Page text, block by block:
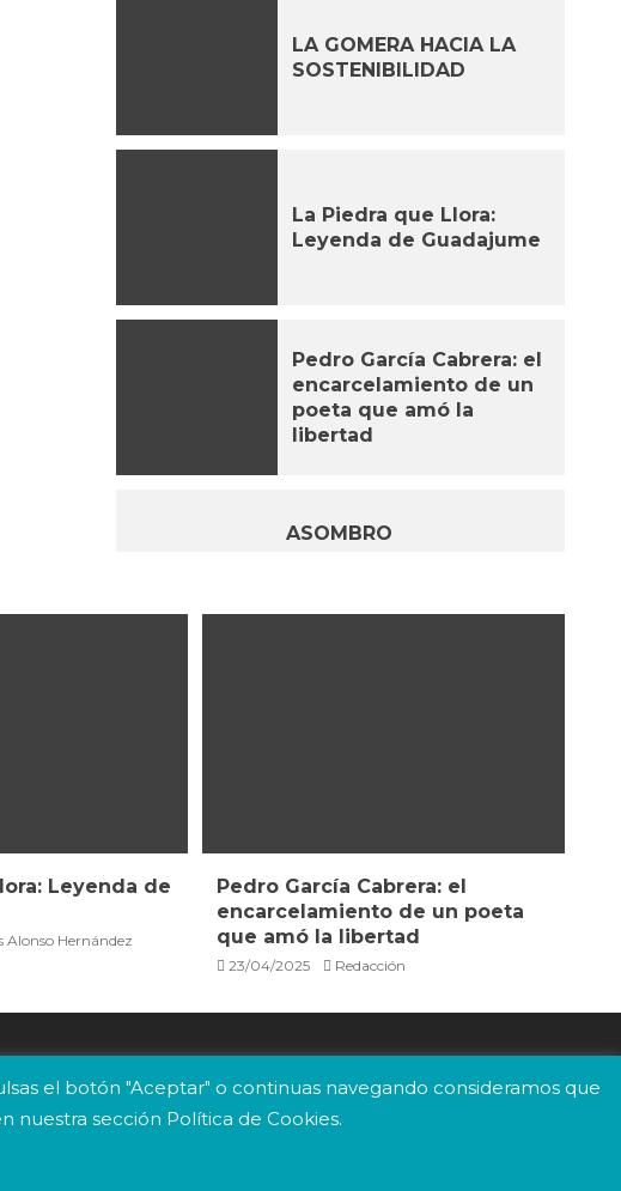
LA GOMERA HACIA LA
SOSTENIBILIDAD
La Piedra que Llora:
Leyenda de Guadajume
Pedro García Cabrera: el
encarcelamiento de un
poeta que amó la
libertad
ASOMBRO
Leyenda de
Alonso Hernández
Pedro García Cabrera: el
encarcelamiento de un poeta
que amó la libertad
23/04/2025 Redacción
el botón "Aceptar" o continuas navegando consideramos que
nuestra sección Política de Cookies.